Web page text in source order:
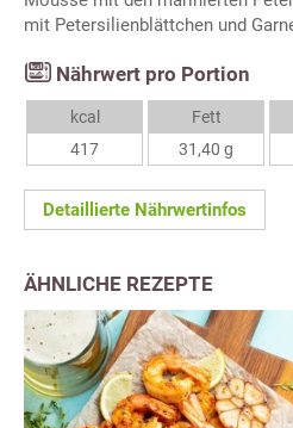
mit Petersilienblättchen und
Nährwert pro Portion
kcal
417
Fett
31,40 g
Detaillierte Nährwertinfos
ÄHNLICHE REZEPTE